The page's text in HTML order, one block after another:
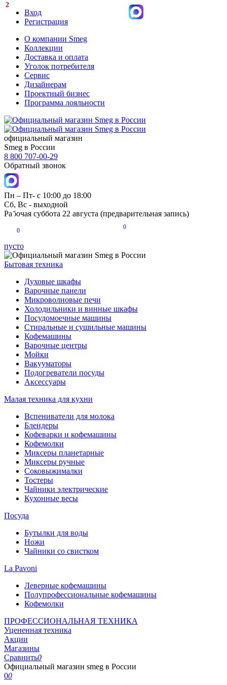
Вход
Регистрация
О компании Smeg
Коллекции
Доставка и оплата
Уголок потребителя
Сервис
Дизайнерам
Проектный бизнес
Программа лояльности
официальный магазин
Smeg в России
8 800 707-00-29
Обратный звонок
Пн – Пт- с 10:00 до 18:00
Сб, Вс - выходной
Рабочая суббота 22 августа (предварительная запись)
0
0
пусто
Бытовая техника
Духовые шкафы
Варочные панели
Микроволновые печи
Холодильники и винные шкафы
Посудомоечные машины
Стиральные и сушильные машины
Кофемашины
Варочные центры
Мойки
Вакууматоры
Подогреватели посуды
Аксессуары
Малая техника для кухни
Вспениватели для молока
Блендеры
Кофеварки и кофемашины
Кофемолки
Миксеры планетарные
Миксеры ручные
Соковыжималки
Тостеры
Чайники электрические
Кухонные весы
Посуда
Бутылки для воды
Ножи
Чайники со свистком
La Pavoni
Леверные кофемашины
Полупрофессиональные кофемашины
Кофемолки
ПРОФЕССИОНАЛЬНАЯ ТЕХНИКА
Уцененная техника
Акции
Магазины
Сравнить0
Официальный магазин smeg в России
00
2